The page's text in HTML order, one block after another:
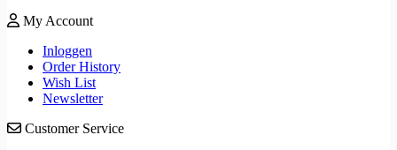
My Account
Inloggen
Order History
Wish List
Newsletter
Customer Service